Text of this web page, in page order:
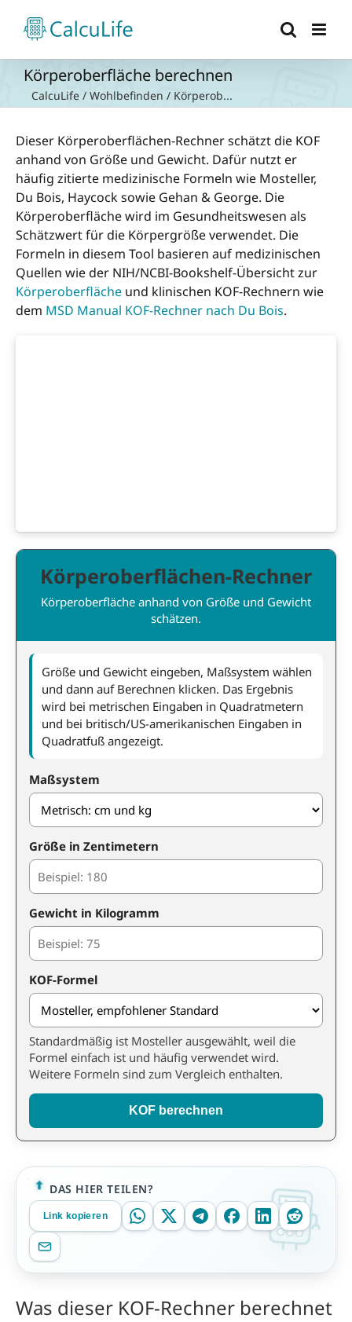
Inhalt
springen
Körperoberfläche berechnen
CalcuLife / Wohlbefinden / Körperob...
Dieser Körperoberflächen-Rechner schätzt die KOF
anhand von Größe und Gewicht. Dafür nutzt er
häufig zitierte medizinische Formeln wie Mosteller,
Du Bois, Haycock sowie Gehan & George. Die
Körperoberfläche wird im Gesundheitswesen als
Schätzwert für die Körpergröße verwendet. Die
Formeln in diesem Tool basieren auf medizinischen
Quellen wie der NIH/NCBI-Bookshelf-Übersicht zur
Körperoberfläche und klinischen KOF-Rechnern wie
dem MSD Manual KOF-Rechner nach Du Bois.
Körperoberflächen-Rechner
Körperoberfläche anhand von Größe und Gewicht
schätzen.
Größe und Gewicht eingeben, Maßsystem wählen
und dann auf Berechnen klicken. Das Ergebnis
wird bei metrischen Eingaben in Quadratmetern
und bei britisch/US-amerikanischen Eingaben in
Quadratfuß angezeigt.
Maßsystem
Größe in Zentimetern
Gewicht in Kilogramm
KOF-Formel
Standardmäßig ist Mosteller ausgewählt, weil die
Formel einfach ist und häufig verwendet wird.
Weitere Formeln sind zum Vergleich enthalten.
KOF berechnen
DAS HIER TEILEN?
Link kopieren
Was dieser KOF-Rechner berechnet